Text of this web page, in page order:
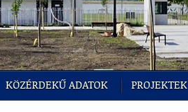
KÖZÉRDEKŰ ADATOK PROJEKTEK